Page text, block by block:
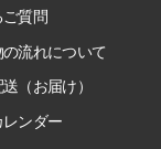
ご質問
の流れについて
（お届け）
ンダー